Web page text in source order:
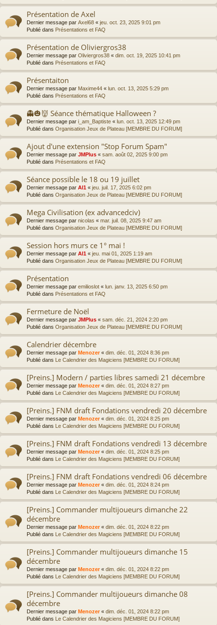
Présentation de Axel
Dernier message par Axel68 « jeu. oct. 23, 2025 9:01 pm
Publié dans Présentations et FAQ
Présentation de Oliviergros38
Dernier message par Oliviergros38 « dim. oct. 19, 2025 10:41 pm
Publié dans Présentations et FAQ
Présentaiton
Dernier message par Maxime44 « lun. oct. 13, 2025 5:29 pm
Publié dans Présentations et FAQ
👻🎃👹 Séance thématique Halloween ?
Dernier message par i_am_Baptiste « lun. oct. 13, 2025 12:49 pm
Publié dans Organisation Jeux de Plateau [MEMBRE DU FORUM]
Ajout d'une extension "Stop Forum Spam"
Dernier message par JMPlus « sam. août 02, 2025 9:00 pm
Publié dans Présentations et FAQ
Séance possible le 18 ou 19 juillet
Dernier message par Al1 « jeu. juil. 17, 2025 6:02 pm
Publié dans Organisation Jeux de Plateau [MEMBRE DU FORUM]
Mega Civilisation (ex advancedciv)
Dernier message par nicolas « mar. juil. 08, 2025 9:47 am
Publié dans Organisation Jeux de Plateau [MEMBRE DU FORUM]
Session hors murs ce 1° mai !
Dernier message par Al1 « jeu. mai 01, 2025 1:19 am
Publié dans Organisation Jeux de Plateau [MEMBRE DU FORUM]
Présentation
Dernier message par emilioslot « lun. janv. 13, 2025 6:50 pm
Publié dans Présentations et FAQ
Fermeture de Noël
Dernier message par JMPlus « sam. déc. 21, 2024 2:20 pm
Publié dans Organisation Jeux de Plateau [MEMBRE DU FORUM]
Calendrier décembre
Dernier message par Menozer« dim. déc. 01, 2024 8:36 pm
Publié dans Le Calendrier des Magiciens [MEMBRE DU FORUM]
[Preins.] Modern / parties libres samedi 21 décembre
Dernier message par Menozer« dim. déc. 01, 2024 8:27 pm
Publié dans Le Calendrier des Magiciens [MEMBRE DU FORUM]
[Preins.] FNM draft Fondations vendredi 20 décembre
Dernier message par Menozer« dim. déc. 01, 2024 8:25 pm
Publié dans Le Calendrier des Magiciens [MEMBRE DU FORUM]
[Preins.] FNM draft Fondations vendredi 13 décembre
Dernier message par Menozer« dim. déc. 01, 2024 8:25 pm
Publié dans Le Calendrier des Magiciens [MEMBRE DU FORUM]
[Preins.] FNM draft Fondations vendredi 06 décembre
Dernier message par Menozer« dim. déc. 01, 2024 8:24 pm
Publié dans Le Calendrier des Magiciens [MEMBRE DU FORUM]
[Preins.] Commander multijoueurs dimanche 22
décembre
Dernier message par Menozer« dim. déc. 01, 2024 8:22 pm
Publié dans Le Calendrier des Magiciens [MEMBRE DU FORUM]
[Preins.] Commander multijoueurs dimanche 15
décembre
Dernier message par Menozer« dim. déc. 01, 2024 8:22 pm
Publié dans Le Calendrier des Magiciens [MEMBRE DU FORUM]
[Preins.] Commander multijoueurs dimanche 08
décembre
Dernier message par Menozer« dim. déc. 01, 2024 8:22 pm
Publié dans Le Calendrier des Magiciens [MEMBRE DU FORUM]